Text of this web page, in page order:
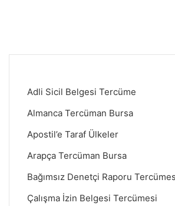
Adli Sicil Belgesi Tercüme
Almanca Tercüman Bursa
Apostil’e Taraf Ülkeler
Arapça Tercüman Bursa
Bağımsız Denetçi Raporu
Çalışma İzin Belgesi Tercümesi